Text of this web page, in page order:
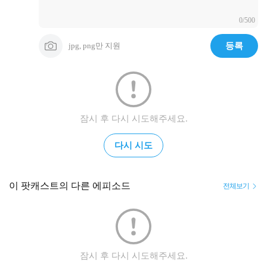
0/500
jpg, png만 지원 등록
잠시 후 다시 시도해주세요.
다시 시도
이 팟캐스트의 다른 에피소드 전체보기
잠시 후 다시 시도해주세요.